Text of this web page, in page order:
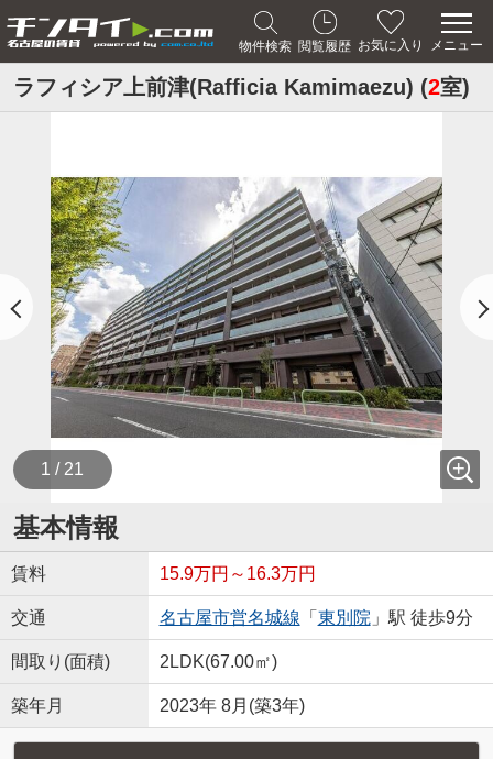
物件検索 閲覧履歴 お気に入り メニュー
ラフィシア上前津(Rafficia Kamimaezu) (2室)
1 / 21
基本情報
賃料 15.9万円～16.3万円
交通 名古屋市営名城線 「 東別院 」駅 徒歩9分
間取り(面積) 2LDK(67.00㎡)
築年月 2023年 8月(築3年)